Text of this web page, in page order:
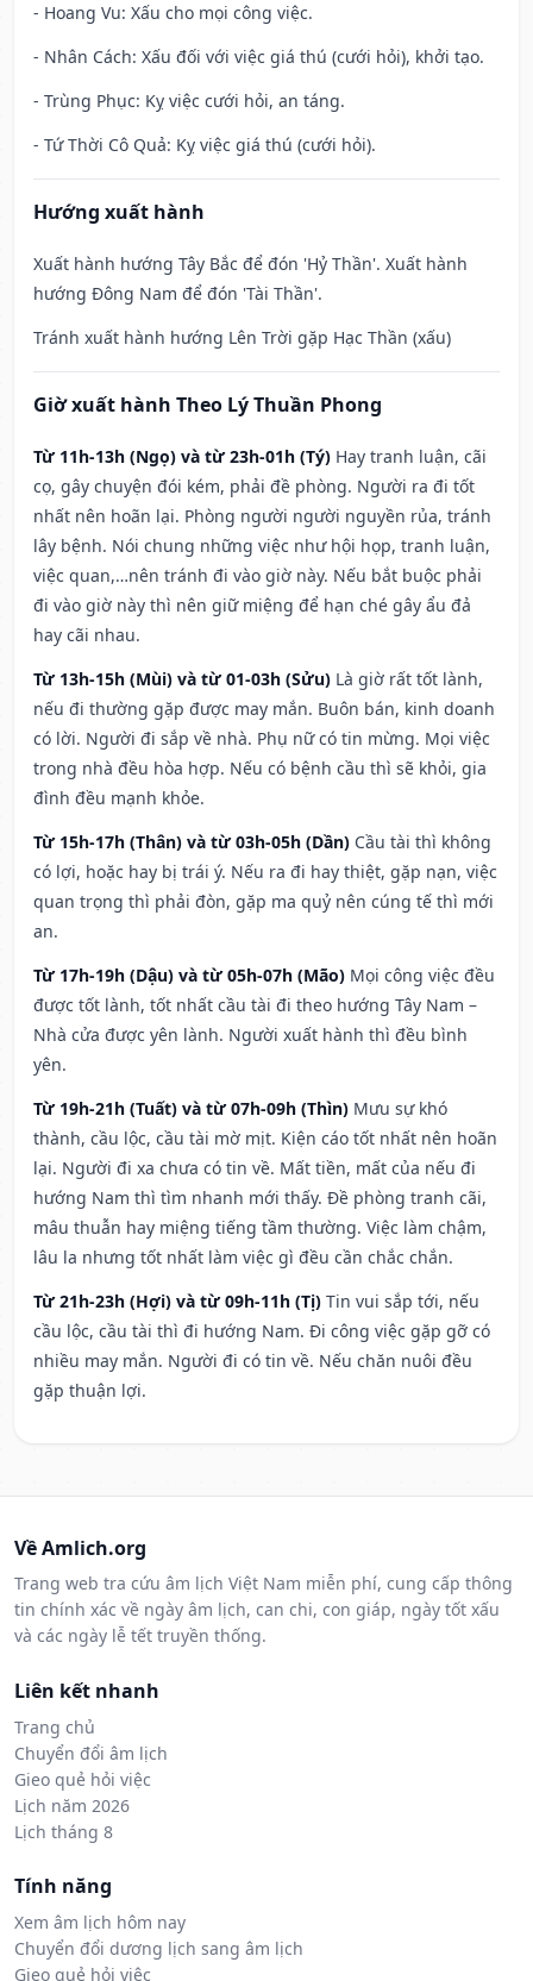
- Hoang Vu: Xấu cho mọi công việc.
- Nhân Cách: Xấu đối với việc giá thú (cưới hỏi), khởi tạo.
- Trùng Phục: Kỵ việc cưới hỏi, an táng.
- Tứ Thời Cô Quả: Kỵ việc giá thú (cưới hỏi).
Hướng xuất hành
Xuất hành hướng Tây Bắc để đón 'Hỷ Thần'. Xuất hành
hướng Đông Nam để đón 'Tài Thần'.
Tránh xuất hành hướng Lên Trời gặp Hạc Thần (xấu)
Giờ xuất hành Theo Lý Thuần Phong
Từ 11h-13h (Ngọ) và từ 23h-01h (Tý) Hay tranh luận, cãi
cọ, gây chuyện đói kém, phải đề phòng. Người ra đi tốt
nhất nên hoãn lại. Phòng người người nguyền rủa, tránh
lây bệnh. Nói chung những việc như hội họp, tranh luận,
việc quan,…nên tránh đi vào giờ này. Nếu bắt buộc phải
đi vào giờ này thì nên giữ miệng để hạn ché gây ẩu đả
hay cãi nhau.
Từ 13h-15h (Mùi) và từ 01-03h (Sửu) Là giờ rất tốt lành,
nếu đi thường gặp được may mắn. Buôn bán, kinh doanh
có lời. Người đi sắp về nhà. Phụ nữ có tin mừng. Mọi việc
trong nhà đều hòa hợp. Nếu có bệnh cầu thì sẽ khỏi, gia
đình đều mạnh khỏe.
Từ 15h-17h (Thân) và từ 03h-05h (Dần) Cầu tài thì không
có lợi, hoặc hay bị trái ý. Nếu ra đi hay thiệt, gặp nạn, việc
quan trọng thì phải đòn, gặp ma quỷ nên cúng tế thì mới
an.
Từ 17h-19h (Dậu) và từ 05h-07h (Mão) Mọi công việc đều
được tốt lành, tốt nhất cầu tài đi theo hướng Tây Nam –
Nhà cửa được yên lành. Người xuất hành thì đều bình
yên.
Từ 19h-21h (Tuất) và từ 07h-09h (Thìn) Mưu sự khó
thành, cầu lộc, cầu tài mờ mịt. Kiện cáo tốt nhất nên hoãn
lại. Người đi xa chưa có tin về. Mất tiền, mất của nếu đi
hướng Nam thì tìm nhanh mới thấy. Đề phòng tranh cãi,
mâu thuẫn hay miệng tiếng tầm thường. Việc làm chậm,
lâu la nhưng tốt nhất làm việc gì đều cần chắc chắn.
Từ 21h-23h (Hợi) và từ 09h-11h (Tị) Tin vui sắp tới, nếu
cầu lộc, cầu tài thì đi hướng Nam. Đi công việc gặp gỡ có
nhiều may mắn. Người đi có tin về. Nếu chăn nuôi đều
gặp thuận lợi.
Về Amlich.org
Trang web tra cứu âm lịch Việt Nam miễn phí, cung cấp thông
tin chính xác về ngày âm lịch, can chi, con giáp, ngày tốt xấu
và các ngày lễ tết truyền thống.
Liên kết nhanh
Trang chủ
Chuyển đổi âm lịch
Gieo quẻ hỏi việc
Lịch năm 2026
Lịch tháng 8
Tính năng
Xem âm lịch hôm nay
Chuyển đổi dương lịch sang âm lịch
Gieo quẻ hỏi việc